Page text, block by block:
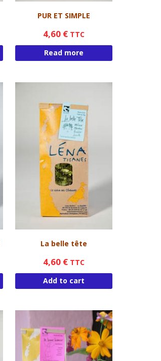
PUR ET SIMPLE
4,60 € TTC
Read more
La belle tête
4,60 € TTC
Add to cart